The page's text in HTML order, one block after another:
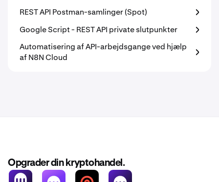
REST API Postman-samlinger (Spot)
Google Script - REST API private slutpunkter
Automatisering af API-arbejdsgange ved hjælp
af N8N Cloud
Opgrader din kryptohandel.